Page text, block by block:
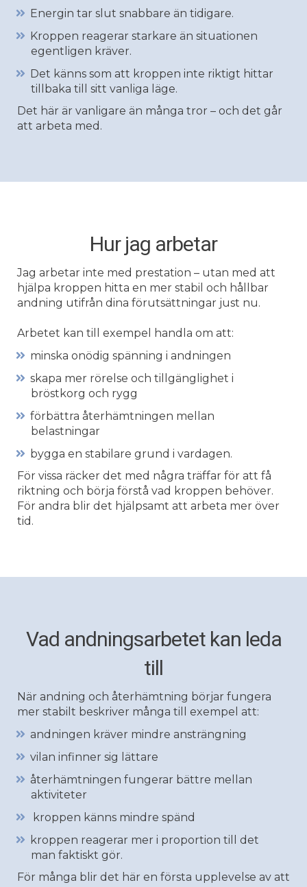
Energin tar slut snabbare än tidigare.
Kroppen reagerar starkare än situationen
egentligen kräver.
Det känns som att kroppen inte riktigt hittar
tillbaka till sitt vanliga läge.
Det här är vanligare än många tror – och det går
att arbeta med.
Hur jag arbetar
Jag arbetar inte med prestation – utan med att
hjälpa kroppen hitta en mer stabil och hållbar
andning utifrån dina förutsättningar just nu.
Arbetet kan till exempel handla om att:
minska onödig spänning i andningen
skapa mer rörelse och tillgänglighet i
bröstkorg och rygg
förbättra återhämtningen mellan
belastningar
bygga en stabilare grund i vardagen.
För vissa räcker det med några träffar för att få
riktning och börja förstå vad kroppen behöver.
För andra blir det hjälpsamt att arbeta mer över
tid.
Vad andningsarbetet kan leda
till
När andning och återhämtning börjar fungera
mer stabilt beskriver många till exempel att:
andningen kräver mindre ansträngning
vilan infinner sig lättare
återhämtningen fungerar bättre mellan
aktiviteter
kroppen känns mindre spänd
kroppen reagerar mer i proportion till det
man faktiskt gör.
För många blir det här en första upplevelse av att